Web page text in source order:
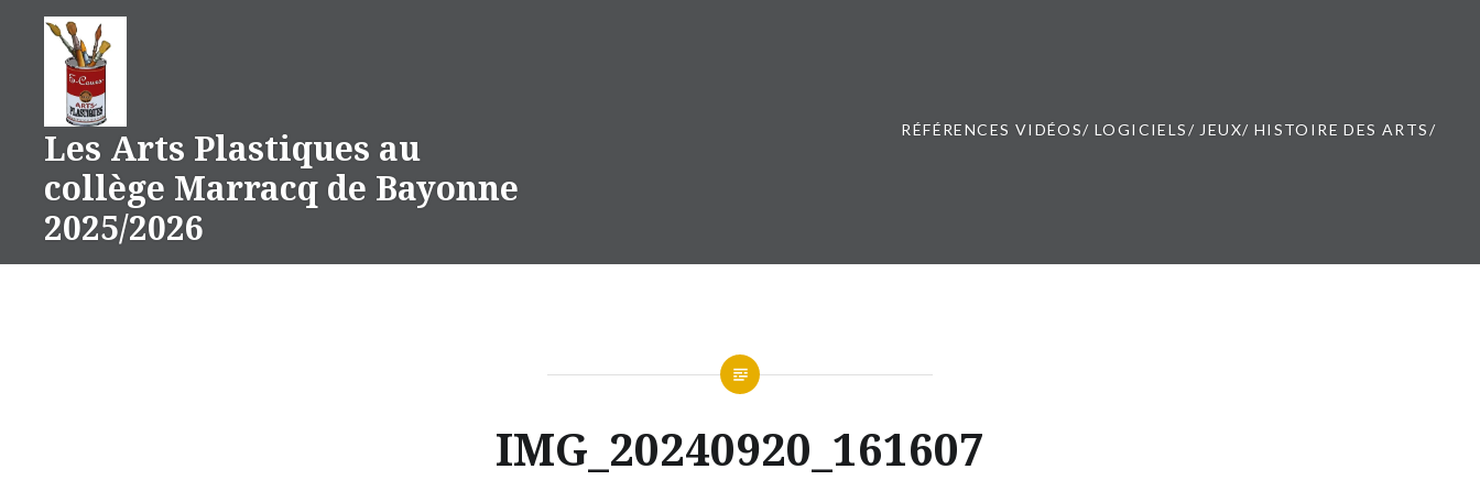
Les Arts Plastiques au
collège Marracq de Bayonne
2025/2026
RÉFÉRENCES VIDÉOS/ LOGICIELS/ JEUX/ HISTOIRE DES ARTS/
IMG_20240920_161607